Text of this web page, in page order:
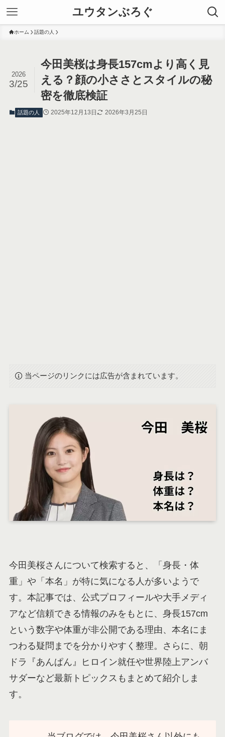
ユウタンぶろぐ
ホーム 話題の人
今田美桜は身長157cmより高く見
える？顔の小ささとスタイルの秘
密を徹底検証
2026
3/25
話題の人 2025年12月13日 2026年3月25日
当ページのリンクには広告が含まれています。
今田美桜さんについて検索すると、「身長・体
重」や「本名」が特に気になる人が多いようで
す。本記事では、公式プロフィールや大手メディ
アなど信頼できる情報のみをもとに、身長157cm
という数字や体重が非公開である理由、本名にま
つわる疑問までを分かりやすく整理。さらに、朝
ドラ『あんぱん』ヒロイン就任や世界陸上アンバ
サダーなど最新トピックスもまとめて紹介しま
す。